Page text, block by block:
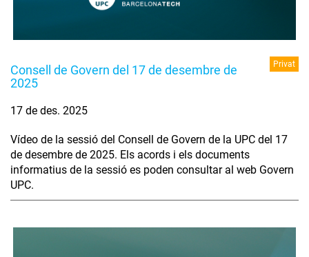
Consell de Govern del 17 de desembre de
2025
Privat
17 de des. 2025
Vídeo de la sessió del Consell de Govern de la UPC del 17
de desembre de 2025. Els acords i els documents
informatius de la sessió es poden consultar al web Govern
UPC.